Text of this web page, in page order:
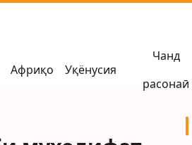
Африқо Уқёнусия
Чанд
расонаӣ